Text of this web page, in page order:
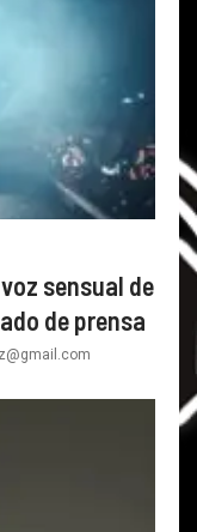
sensual de
de prensa